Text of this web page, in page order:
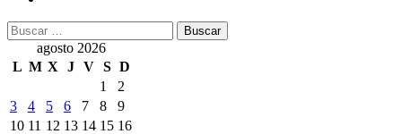
Buscar:
agosto 2026
L M X J V S D
1
2
3
4 5 6 7 8
9
10 11 12 13 14 15 16